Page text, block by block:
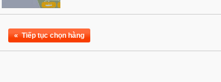
«Tiếp tục chọn hàng